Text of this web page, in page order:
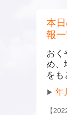
本
報
おく
め、
をも
▶ 年
【